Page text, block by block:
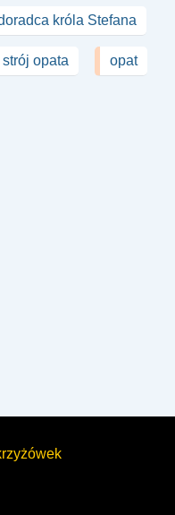
króla Stefana
strój opata opat